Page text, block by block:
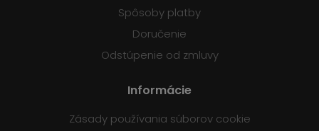
Spôsoby platby
Doručenie
Odstúpenie od zmluvy
Informácie
Zásady používania súborov cookie